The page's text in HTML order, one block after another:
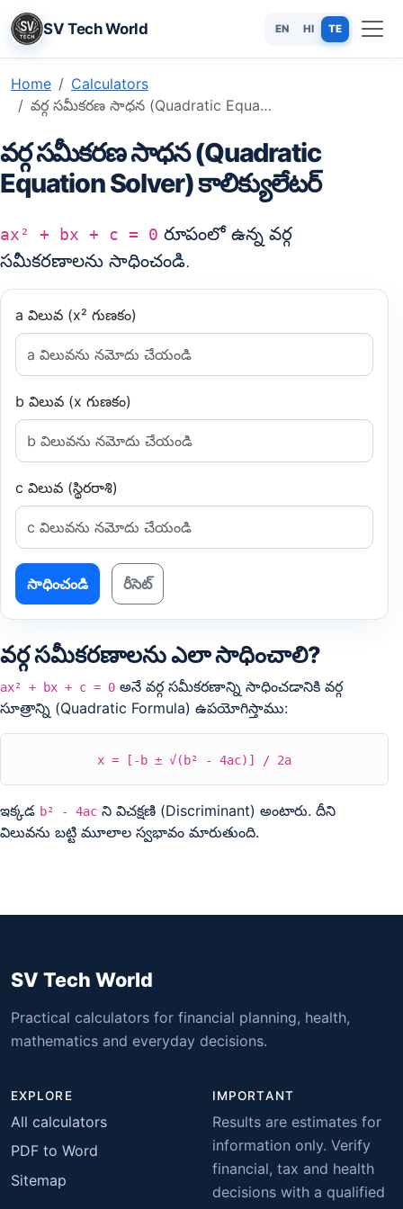
SV Tech World EN HI TE
Home
Calculators
వర్గ సమీకరణ సాధన (Quadratic Equation Solver) కాలిక్యులేటర్
వర్గ సమీకరణ సాధన (Quadratic
Equation Solver) కాలిక్యులేటర్
ax² + bx + c = 0 రూపంలో ఉన్న వర్గ
సమీకరణాలను సాధించండి.
a విలువ (x² గుణకం)
b విలువ (x గుణకం)
c విలువ (స్థిరరాశి)
సాధించండి రీసెట్
వర్గ సమీకరణాలను ఎలా సాధించాలి?
ax² + bx + c = 0 అనే వర్గ సమీకరణాన్ని సాధించడానికి వర్గ
సూత్రాన్ని (Quadratic Formula) ఉపయోగిస్తాము:
x = [-b ± √(b² - 4ac)] / 2a
ఇక్కడ b² - 4ac ని విచక్షణి (Discriminant) అంటారు. దీని
విలువను బట్టి మూలాల స్వభావం మారుతుంది.
SV Tech World
Practical calculators for financial planning, health,
mathematics and everyday decisions.
EXPLORE
All calculators
PDF to Word
Sitemap
IMPORTANT
Results are estimates for
information only. Verify
financial, tax and health
decisions with a qualified